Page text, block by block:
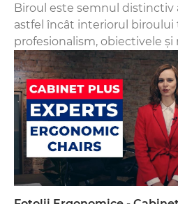
Biroul este semnul distinctiv
astfel încât interiorul biroului
profesionalism, obiectivele
să-l transmiteți clientului -
ospitalitate sau excelență.